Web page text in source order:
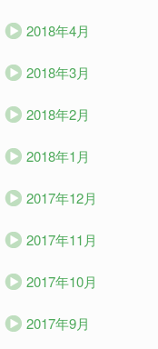
2018年4月
2018年3月
2018年2月
2018年1月
2017年12月
2017年11月
2017年10月
2017年9月